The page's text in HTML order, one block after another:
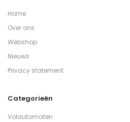
Home
Over ons
Webshop
Nieuws
Privacy statement
Categorieën
Volautomaten